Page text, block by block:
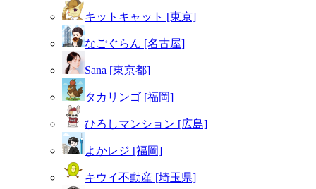
キットキャット [東京]
なごぐらん [名古屋]
Sana [東京都]
タカリンゴ [福岡]
ひろしマンション [広島]
よかレジ [福岡]
キウイ不動産 [埼玉県]